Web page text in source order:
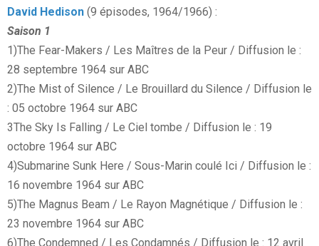
David Hedison (9 épisodes, 1964/1966) :
Saison 1
1)The Fear-Makers / Les Maîtres de la Peur / Diffusion le :
28 septembre 1964 sur ABC
2)The Mist of Silence / Le Brouillard du Silence / Diffusion le
: 05 octobre 1964 sur ABC
3The Sky Is Falling / Le Ciel tombe / Diffusion le : 19
octobre 1964 sur ABC
4)Submarine Sunk Here / Sous-Marin coulé Ici / Diffusion le :
16 novembre 1964 sur ABC
5)The Magnus Beam / Le Rayon Magnétique / Diffusion le :
23 novembre 1964 sur ABC
6)The Condemned / Les Condamnés / Diffusion le : 12 avril